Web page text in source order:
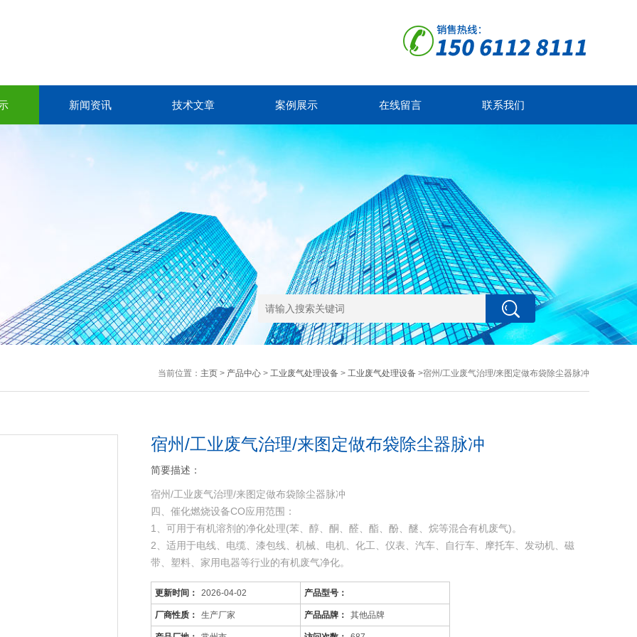
新闻资讯 技术文章 案例展示 在线留言 联系我们
当前位置： 主页> 产品中心> 工业废气处理设备> 工业废气处理设备>宿州/工业废气治理/来图定做布袋除尘器脉冲
宿州/工业废气治理/来图定做布袋除尘器脉冲
简要描述：
宿州/工业废气治理/来图定做布袋除尘器脉冲
四、催化燃烧设备CO应用范围：
1、可用于有机溶剂的净化处理(苯、醇、酮、醛、酯、酚、醚、烷等混合有机废气)。
2、适用于电线、电缆、漆包线、机械、电机、化工、仪表、汽车、自行车、摩托车、发动机、磁
带、塑料、家用电器等行业的有机废气净化。
3、可用于各种烘道、印铁制罐、表面喷涂。印刷油墨、机电绝缘处理、皮鞋粘胶等烘干线，净化各
工序产生的有机废气
更新时间： 2026-04-02 产品型号：
厂商性质： 生产厂家 产品品牌： 其他品牌